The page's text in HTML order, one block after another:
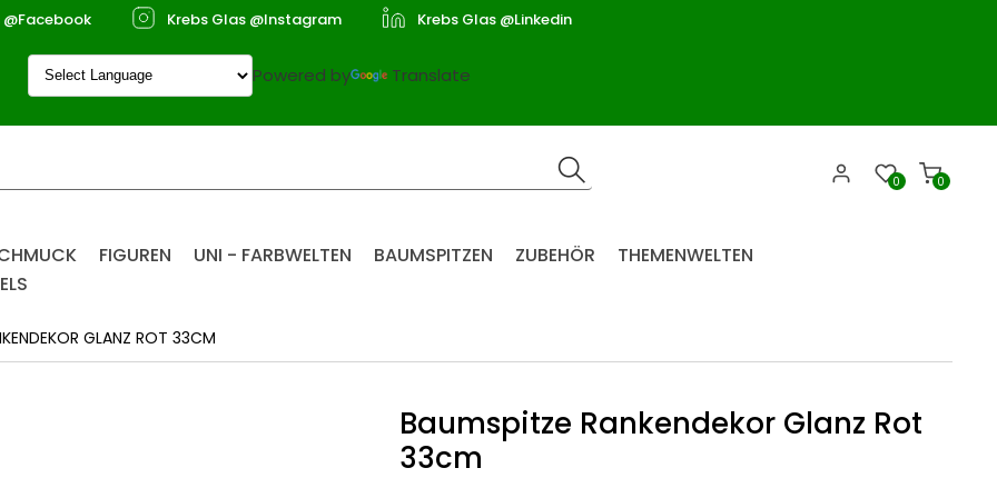
@Facebook Krebs Glas @Instagram Krebs Glas @Linkedin
Powered by Translate
0
0
FIGUREN UNI - FARBWELTEN BAUMSPITZEN ZUBEHÖR
THEMENWELTEN
GLANZ ROT 33CM
Baumspitze Rankendekor Glanz Rot
33cm